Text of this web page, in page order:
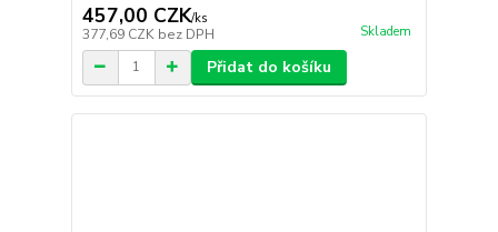
457,00 CZK/ks
377,69 CZK bez DPH Skladem
Přidat do košíku